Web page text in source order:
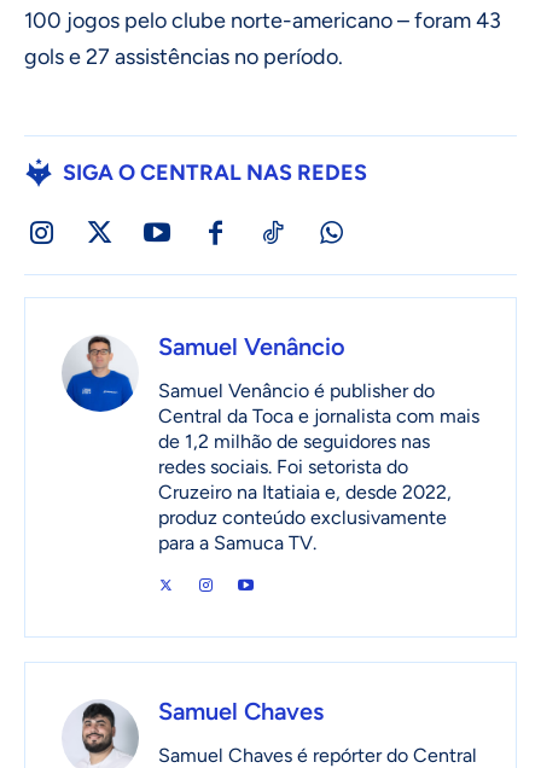
100 jogos pelo clube norte-americano – foram 43
gols e 27 assistências no período.
SIGA O CENTRAL NAS REDES
Samuel Venâncio
Samuel Venâncio é publisher do
Central da Toca e jornalista com mais
de 1,2 milhão de seguidores nas
redes sociais. Foi setorista do
Cruzeiro na Itatiaia e, desde 2022,
produz conteúdo exclusivamente
para a Samuca TV.
Samuel Chaves
Samuel Chaves é repórter do Central